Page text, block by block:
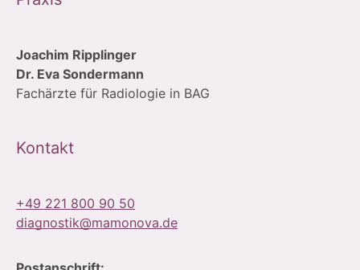
Joachim Ripplinger
Dr. Eva Sondermann
Fachärzte für Radiologie in BAG
Kontakt
+49 221 800 90 50
diagnostik@mamonova.de